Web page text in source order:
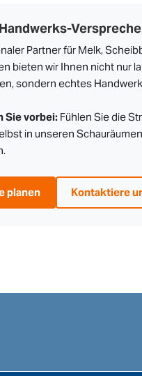
Partner für Melk,
bieten wir Ihnen nicht nur
sondern echtes
Sie vorbei: Fühlen Sie die
in unseren
planen Kontaktiere